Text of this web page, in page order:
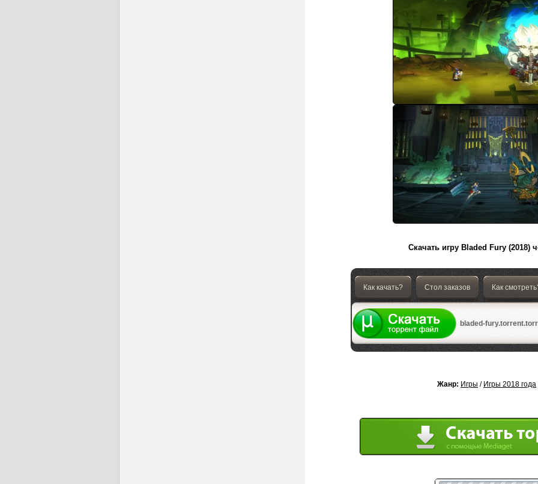
Скачать игру Bladed Fury (2018)
Как качать? Стол заказов Как
bladed-
Жанр: Игры / Игры 2018 года